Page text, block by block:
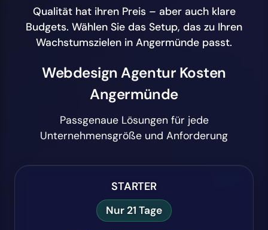
Qualität hat ihren Preis – aber auch klare
Budgets. Wählen Sie das Setup, das zu Ihren
Wachstumszielen in Angermünde passt.
Webdesign Agentur Kosten
Angermünde
Passgenaue Lösungen für jede
Unternehmensgröße und Anforderung
STARTER
Nur 21 Tage